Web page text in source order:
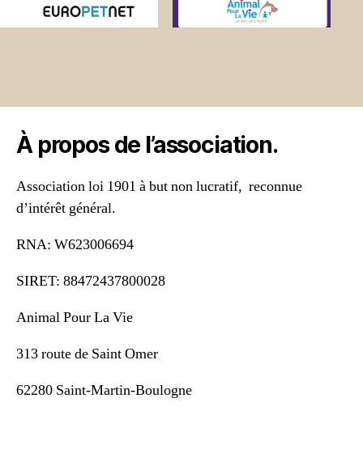
À propos de l’association.
Association loi 1901 à but non lucratif, reconnue
d’intérêt général.
RNA: W623006694
SIRET: 88472437800028
Animal Pour La Vie
313 route de Saint Omer
62280 Saint-Martin-Boulogne